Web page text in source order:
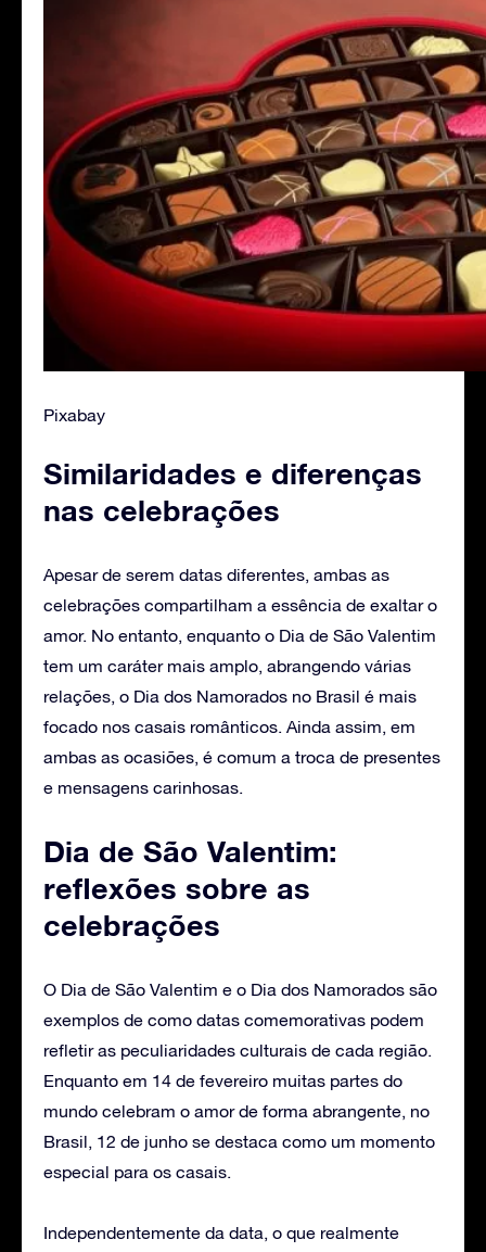
Pixabay
Similaridades e diferenças
nas celebrações
Apesar de serem datas diferentes, ambas as
celebrações compartilham a essência de exaltar o
amor. No entanto, enquanto o Dia de São Valentim
tem um caráter mais amplo, abrangendo várias
relações, o Dia dos Namorados no Brasil é mais
focado nos casais românticos. Ainda assim, em
ambas as ocasiões, é comum a troca de presentes
e mensagens carinhosas.
Dia de São Valentim:
reflexões sobre as
celebrações
O Dia de São Valentim e o Dia dos Namorados são
exemplos de como datas comemorativas podem
refletir as peculiaridades culturais de cada região.
Enquanto em 14 de fevereiro muitas partes do
mundo celebram o amor de forma abrangente, no
Brasil, 12 de junho se destaca como um momento
especial para os casais.
Independentemente da data, o que realmente